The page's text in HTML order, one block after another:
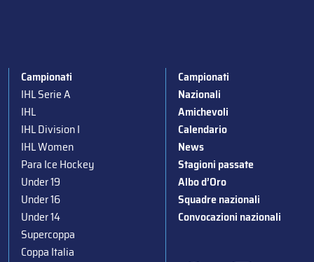
Campionati
IHL Serie A
IHL
IHL Division I
IHL Women
Para Ice Hockey
Under 19
Under 16
Under 14
Supercoppa
Coppa Italia
Campionati
Nazionali
Amichevoli
Calendario
News
Stagioni passate
Albo d’Oro
Squadre nazionali
Convocazioni nazionali